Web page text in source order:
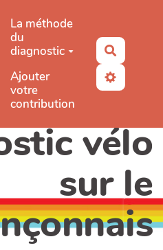
La méthode
du
diagnostic
Ajouter
votre
contribution
vélo
sur le